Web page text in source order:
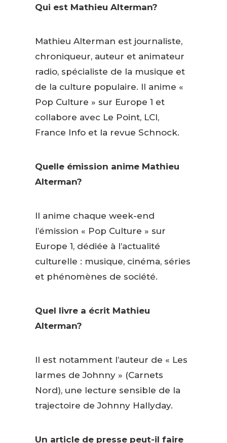
Qui est Mathieu Alterman?
Mathieu Alterman est journaliste,
chroniqueur, auteur et animateur
radio, spécialiste de la musique et
de la culture populaire. Il anime «
Pop Culture » sur Europe 1 et
collabore avec Le Point, LCI,
France Info et la revue Schnock.
Quelle émission anime Mathieu
Alterman?
Il anime chaque week-end
l’émission « Pop Culture » sur
Europe 1, dédiée à l’actualité
culturelle : musique, cinéma, séries
et phénomènes de société.
Quel livre a écrit Mathieu
Alterman?
Il est notamment l’auteur de « Les
larmes de Johnny » (Carnets
Nord), une lecture sensible de la
trajectoire de Johnny Hallyday.
Un article de presse peut-il faire